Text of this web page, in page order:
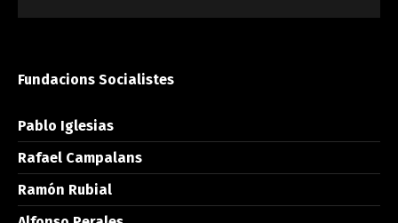
Fundacions Socialistes
Pablo Iglesias
Rafael Campalans
Ramón Rubial